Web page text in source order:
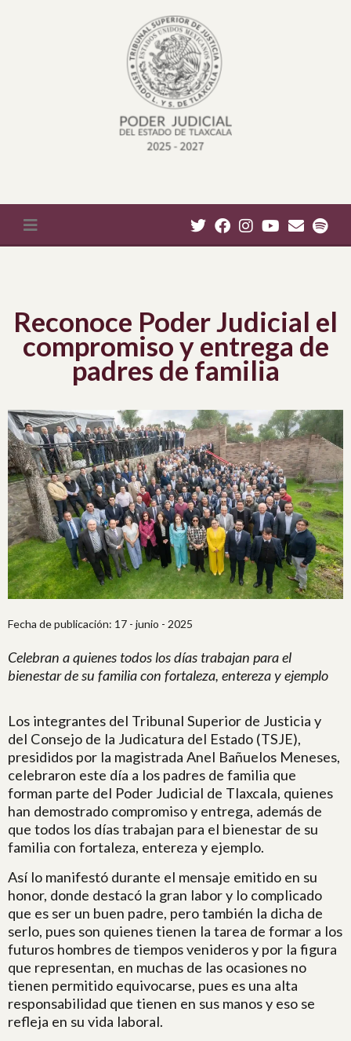
Reconoce Poder Judicial el
compromiso y entrega de
padres de familia
Fecha de publicación: 17 - junio - 2025
Celebran a quienes todos los días trabajan para el
bienestar de su familia con fortaleza, entereza y ejemplo
Los integrantes del Tribunal Superior de Justicia y
del Consejo de la Judicatura del Estado (TSJE),
presididos por la magistrada Anel Bañuelos Meneses,
celebraron este día a los padres de familia que
forman parte del Poder Judicial de Tlaxcala, quienes
han demostrado compromiso y entrega, además de
que todos los días trabajan para el bienestar de su
familia con fortaleza, entereza y ejemplo.
Así lo manifestó durante el mensaje emitido en su
honor, donde destacó la gran labor y lo complicado
que es ser un buen padre, pero también la dicha de
serlo, pues son quienes tienen la tarea de formar a los
futuros hombres de tiempos venideros y por la figura
que representan, en muchas de las ocasiones no
tienen permitido equivocarse, pues es una alta
responsabilidad que tienen en sus manos y eso se
refleja en su vida laboral.